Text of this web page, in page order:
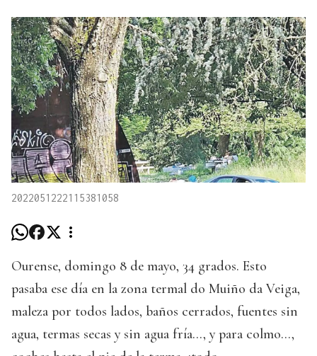
2022051222115381058
Ourense, domingo 8 de mayo, 34 grados. Esto
pasaba ese día en la zona termal do Muiño da Veiga,
maleza por todos lados, baños cerrados, fuentes sin
agua, termas secas y sin agua fría..., y para colmo...,